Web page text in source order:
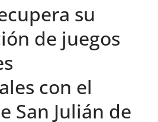
su
de juegos
con el
San Julián de